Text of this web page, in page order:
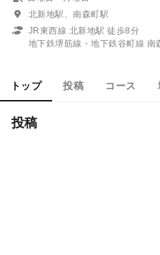
北新地駅、南森町駅
JR東西線 北新地駅 徒歩8分
地下鉄堺筋線・地下鉄谷町線 南
トップ 投稿 コース
投稿